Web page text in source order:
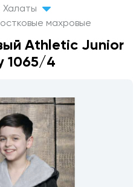
Халаты
махровые
Athletic Junior
1065/4